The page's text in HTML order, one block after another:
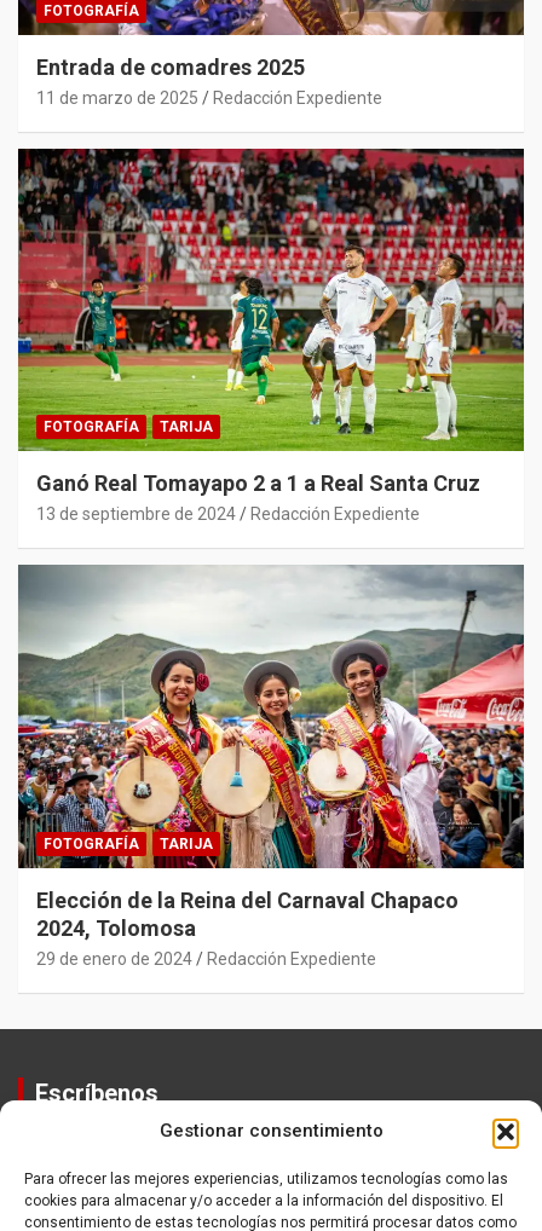
Gestionar consentimiento
Para ofrecer las mejores experiencias, utilizamos tecnologías como las
cookies para almacenar y/o acceder a la información del dispositivo. El
consentimiento de estas tecnologías nos permitirá procesar datos como
FOTOGRAFÍA
Entrada de comadres 2025
11 de marzo de 2025 Redacción Expediente
FOTOGRAFÍA TARIJA
Ganó Real Tomayapo 2 a 1 a Real Santa Cruz
13 de septiembre de 2024 Redacción Expediente
FOTOGRAFÍA TARIJA
Elección de la Reina del Carnaval Chapaco
2024, Tolomosa
29 de enero de 2024 Redacción Expediente
Escríbenos
Equipo
Política de Privacidad